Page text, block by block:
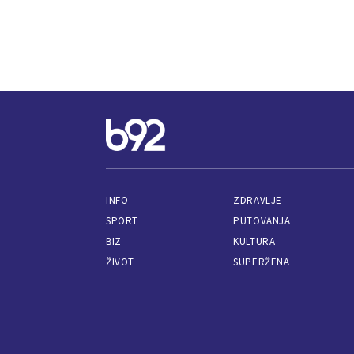
INFO
SPORT
BIZ
ŽIVOT
ZDRAVLJE
PUTOVANJA
KULTURA
SUPERŽENA